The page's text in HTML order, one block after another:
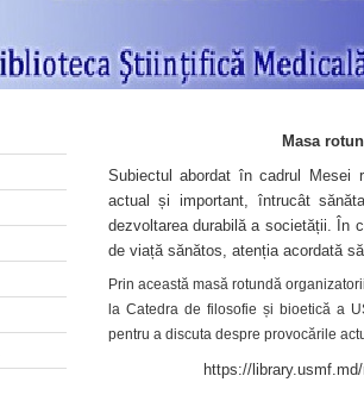
Masa
Subiectul abordat în cadrul Mesei
actual și important, întrucât
dezvoltarea durabilă a societății. În
de viață sănătos, atenția acordată
Prin această masă rotundă
la Catedra de filosofie și bioetică a
pentru a discuta despre provocările
https://